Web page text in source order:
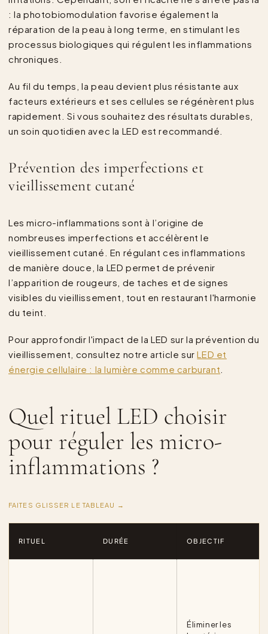
: la photobiomodulation favorise également la
réparation de la peau à long terme, en stimulant les
processus biologiques qui régulent les inflammations
chroniques.
Au fil du temps, la peau devient plus résistante aux
facteurs extérieurs et ses cellules se régénèrent plus
rapidement. Si vous souhaitez des résultats durables,
un soin quotidien avec la LED est recommandé.
Prévention des imperfections et
vieillissement cutané
Les micro-inflammations sont à l’origine de
nombreuses imperfections et accélèrent le
vieillissement cutané. En régulant ces inflammations
de manière douce, la LED permet de prévenir
l’apparition de rougeurs, de taches et de signes
visibles du vieillissement, tout en restaurant l'harmonie
du teint.
Pour approfondir l'impact de la LED sur la prévention du
vieillissement, consultez notre article surLED et
énergie cellulaire : la lumière comme carburant
Quel rituel LED choisir
pour réguler les micro-
inflammations ?
FAITES GLISSER LE TABLEAU →
RITUEL DURÉE OBJECTIF
Éliminer les